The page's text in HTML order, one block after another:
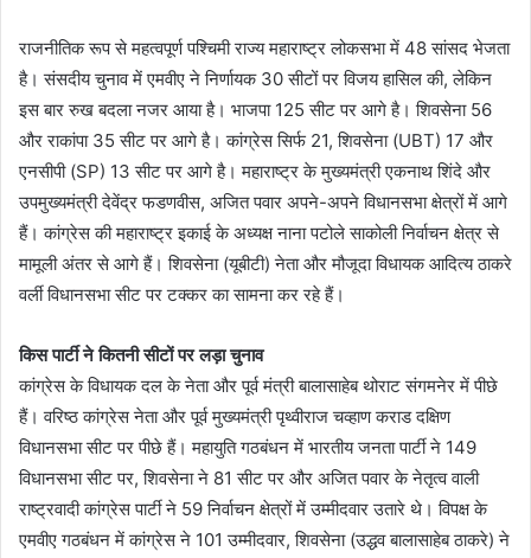
राजनीतिक रूप से महत्वपूर्ण पश्चिमी राज्य महाराष्ट्र लोकसभा में 48 सांसद भेजता
है। संसदीय चुनाव में एमवीए ने निर्णायक 30 सीटों पर विजय हासिल की, लेकिन
इस बार रुख बदला नजर आया है। भाजपा 125 सीट पर आगे है। शिवसेना 56
और राकांपा 35 सीट पर आगे है। कांग्रेस सिर्फ 21, शिवसेना (UBT) 17 और
एनसीपी (SP) 13 सीट पर आगे है। महाराष्ट्र के मुख्यमंत्री एकनाथ शिंदे और
उपमुख्यमंत्री देवेंद्र फडणवीस, अजित पवार अपने-अपने विधानसभा क्षेत्रों में आगे
हैं। कांग्रेस की महाराष्ट्र इकाई के अध्यक्ष नाना पटोले साकोली निर्वाचन क्षेत्र से
मामूली अंतर से आगे हैं। शिवसेना (यूबीटी) नेता और मौजूदा विधायक आदित्य ठाकरे
वर्ली विधानसभा सीट पर टक्कर का सामना कर रहे हैं।
किस पार्टी ने कितनी सीटों पर लड़ा चुनाव
कांग्रेस के विधायक दल के नेता और पूर्व मंत्री बालासाहेब थोराट संगमनेर में पीछे
हैं। वरिष्ठ कांग्रेस नेता और पूर्व मुख्यमंत्री पृथ्वीराज चव्हाण कराड दक्षिण
विधानसभा सीट पर पीछे हैं। महायुति गठबंधन में भारतीय जनता पार्टी ने 149
विधानसभा सीट पर, शिवसेना ने 81 सीट पर और अजित पवार के नेतृत्व वाली
राष्ट्रवादी कांग्रेस पार्टी ने 59 निर्वाचन क्षेत्रों में उम्मीदवार उतारे थे। विपक्ष के
एमवीए गठबंधन में कांग्रेस ने 101 उम्मीदवार, शिवसेना (उद्धव बालासाहेब ठाकरे) ने